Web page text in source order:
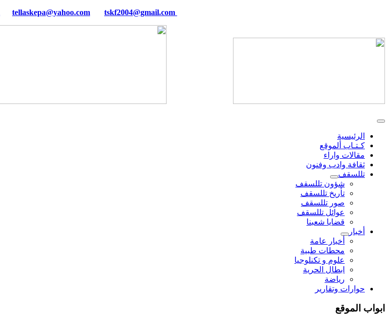
tellaskepa@yahoo.com tskf2004@gmail.com
الرئيسية
كـتـاب ألموقع
مقالات واراء
ثقافة وادب وفنون
تللسقف
شؤون تللسقف
تأريخ تللسقف
صور تللسقف
عوائل تللسقف
قضايا شعبنا
أخبار
أخبار عامة
محطات طبية
علوم و تکنلوجیا
ابطال الحرية
رياضة
حوارات وتقارير
ابواب الموقع